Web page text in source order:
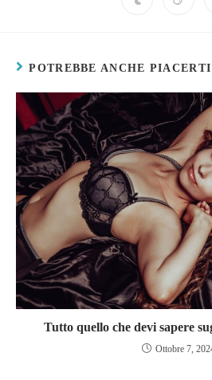
POTREBBE ANCHE PIACERTI
Tutto quello che devi sapere
Ottobre 7,